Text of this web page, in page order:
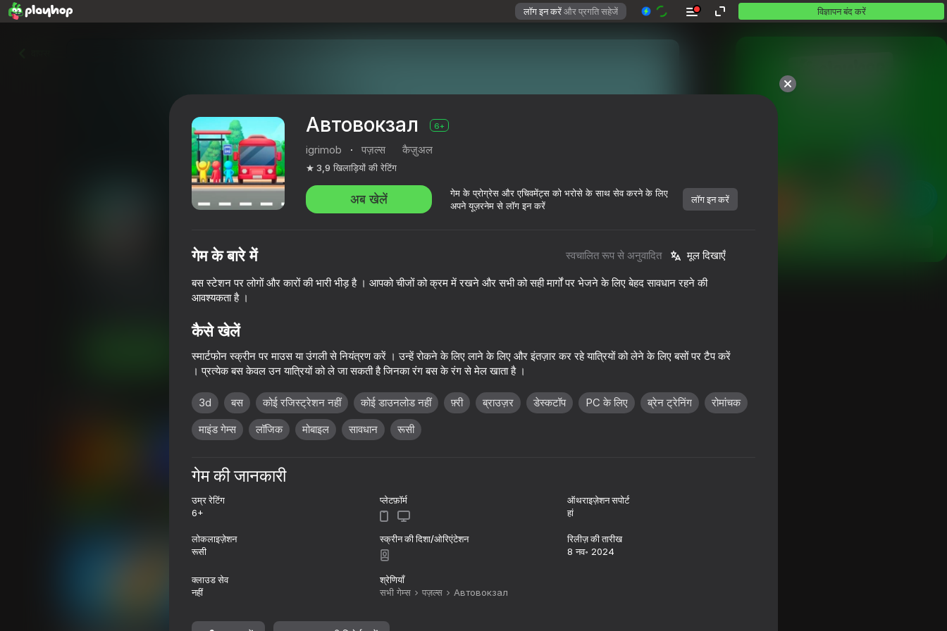
लॉग इन करेंऔर प्रगति सहेजें विज्ञापन बंद करें
6+
igrimob
73
Bus fever Bus Escape: Clear Jam
Автовокзал 6+
igrimob · पज़ल्स कैज़ुअल
3,9 खिलाड़ियों की रेटिंग
अब खेलें
गेम के प्रोग्रेस और एचिवमेंट्स को भरोसे के साथ सेव करने के लिए
अपने यूज़रनेम से लॉग इन करें
लॉग इन करें
गेम के बारे में स्वचालित रूप से अनुवादित मूल दिखाएँ
बस स्टेशन पर लोगों और कारों की भारी भीड़ है । आपको चीजों को क्रम में रखने और सभी को सही मार्गों पर भेजने के लिए बेहद सावधान रहने की
आवश्यकता है ।
कैसे खेलें
स्मार्टफोन स्क्रीन पर माउस या उंगली से नियंत्रण करें । उन्हें रोकने के लिए लाने के लिए और इंतज़ार कर रहे यात्रियों को लेने के लिए बसों पर टैप करें
। प्रत्येक बस केवल उन यात्रियों को ले जा सकती है जिनका रंग बस के रंग से मेल खाता है ।
3d बस कोई रजिस्ट्रेशन नहीं कोई डाउनलोड नहीं फ़्री ब्राउज़र डेस्कटॉप PC के लिए ब्रेन ट्रेनिंग
रोमांचक
माइंड गेम्स
लॉजिक मोबाइल सावधान रूसी
गेम की जानकारी
उम्र रेटिंग
6+
प्लेटफ़ॉर्म
ऑथराइज़ेशन सपोर्ट
हां
लोकलाइज़ेशन
रूसी
स्क्रीन की दिशा/ओरिएंटेशन
रिलीज़ की तारीख
8 नव॰ 2024
क्लाउड सेव
नहीं
श्रेणियाँ
सभी गेम्स
पज़ल्स Автовокзал